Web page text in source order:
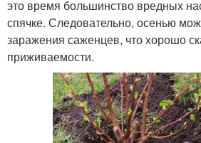
это время большинство вредных
спячке. Следовательно, осенью
заражения саженцев, что хорошо
приживаемости.